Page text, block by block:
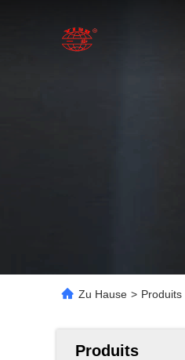
Zu Hause > Produits
Produits